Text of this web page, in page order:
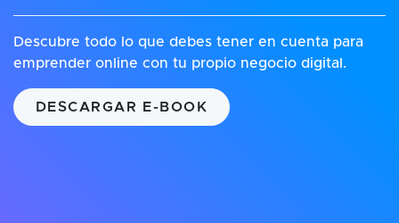
Descubre todo lo que debes tener en cuenta para
emprender online con tu propio negocio digital.
DESCARGAR E-BOOK